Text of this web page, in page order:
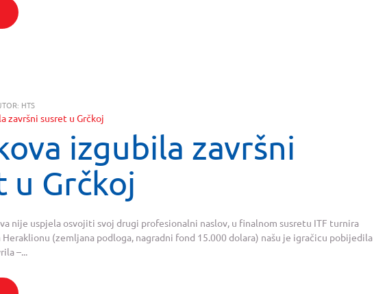
HTS
izgubila završni
u Grčkoj
nije uspjela osvojiti svoj drugi profesionalni naslov, u finalnom susretu ITF turnira
(zemljana podloga, nagradni fond 15.000 dolara) našu je igračicu pobijedila
–...